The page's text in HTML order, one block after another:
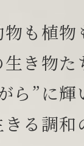
も植物
き物た
ら”に輝
る調和